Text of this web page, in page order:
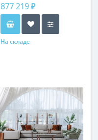
877 219 ₽
На складе